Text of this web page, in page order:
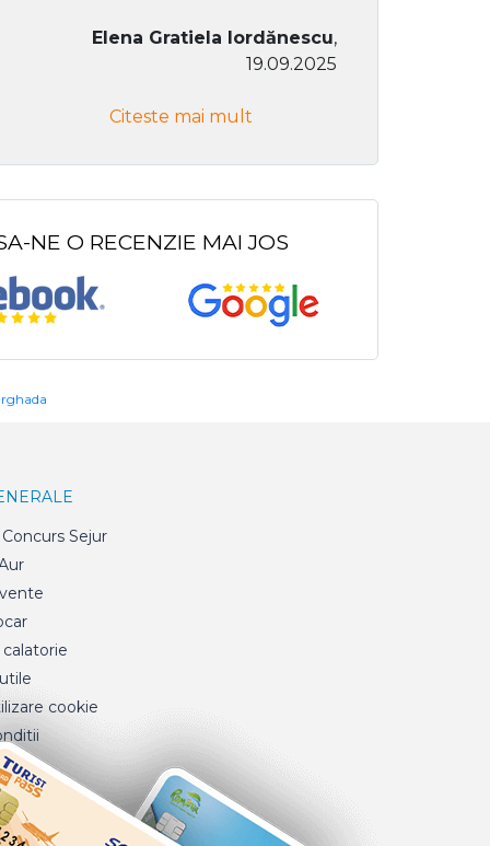
Elena Gratiela Iordănescu,
19.09.2025
Citeste mai mult
NE O RECENZIE MAI JOS
Sejur
cookie